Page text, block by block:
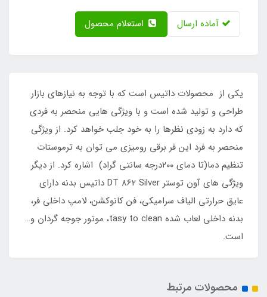
آماده ارسال
یکی از محصولات داتیس است که با توجه به نیازهای بازار
طراحی و تولید شده است و با ویژگی هایی منحصر به فردی
که دارد به زودی نظرها را به خود جلب خواهد کرد. از ویژگی
منحصر به فرد این فر برقی رومیزی می توان به ترموستات
تنظیم دما(تا دمای ۲۰۰درجه سانتی گراد) اشاره کرد. از دیگر
ویژگی های آون توستر DT 862 Silver داتیس بدنه دارای
عایق حرارتی الیاف سرامیکی، فن کانوکشن، لامپ داخلی فر،
بدنه داخلی لعاب شده tasy to clean، موتور جوجه گردان و…
است.
محصولات مرتبط